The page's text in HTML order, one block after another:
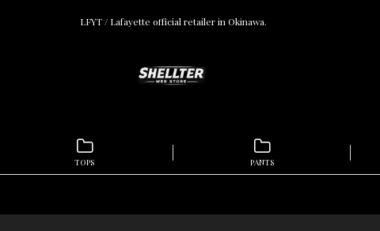
LFYT / Lafayette official retailer in Okinawa.
TOPS PANTS